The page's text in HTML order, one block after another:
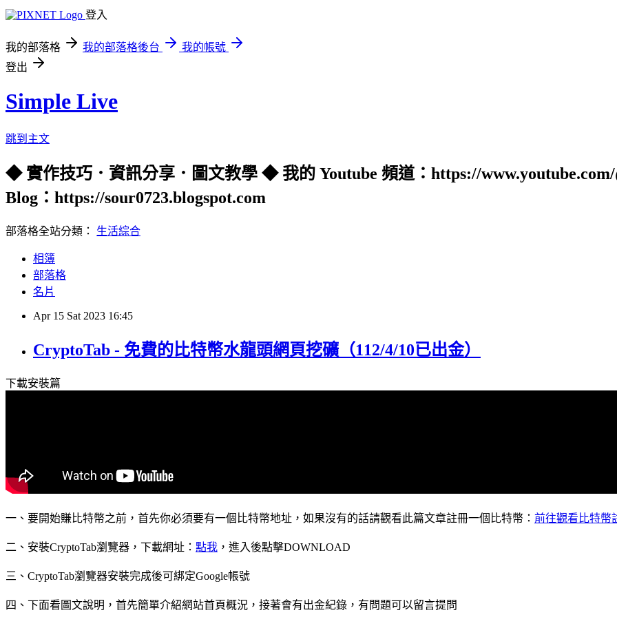
登入
我的部落格 我的部落格後台
我的帳號
登出
Simple Live
跳到主文
◆ 實作技巧．資訊分享．圖文教學 ◆ 我的 Youtube 頻道：https://
Blog：https://sour0723.blogspot.com
部落格全站分類： 生活綜合
相簿
部落格
名片
Apr 15 Sat 2023 16:45
CryptoTab - 免費的比特幣水龍頭網頁挖礦（112/4/10已出金）
下載安裝篇
一、要開始賺比特幣之前，首先你必須要有一個比特幣地址 ，如果沒有的話請觀看此篇文章註冊一個比特幣： 前往觀看比特幣
二、安裝CryptoTab瀏覽器，下載網址： 點我 ，進入後點擊DOWNLOAD
三、CryptoTab瀏覽器安裝完成後可綁定Google帳號
四、下面看圖文說明，首先簡單介紹網站首頁概況 ，接著會有出金紀錄 ，有問題可以留言提問